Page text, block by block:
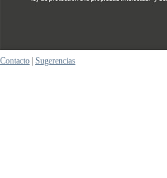
Contacto Sugerencias